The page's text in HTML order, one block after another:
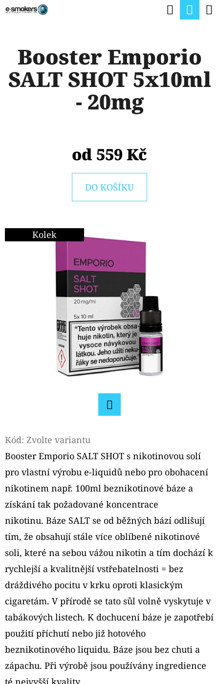
Přejít
Hledat
Booster Emporio
SALT SHOT 5x10ml
- 20mg
od 559 Kč
DO KOŠÍKU
Kolek
Kód: Zvolte variantu
Booster Emporio SALT SHOT s nikotinovou solí
pro vlastní výrobu e-liquidů nebo pro obohacení
nikotinem např. 100ml beznikotinové báze a
získání tak požadované koncentrace
nikotinu. Báze SALT se od běžných bází odlišují
tím, že obsahují stále více oblíbené nikotinové
soli, které na sebou vážou nikotin a tím dochází k
rychlejší a kvalitnější vstřebatelnosti = bez
dráždivého pocitu v krku oproti klasickým
cigaretám. V přírodě se tato sůl volně vyskytuje v
tabákových listech. K dochucení báze je zapotřebí
použití příchutí nebo již hotového
beznikotinového liquidu. Báze jsou bez chuti a
zápachu. Při výrobě jsou používány ingredience
té nejvyšší kvality.
K
KO
P
E
T
HLEDAT
D
O
P
O
R
U
Č
U
J
E
M
E
ELF
BAR
ELFA
PODS
CARTRIDGE
2PACK